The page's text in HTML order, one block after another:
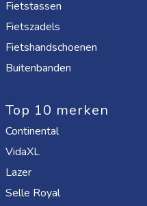
Fietstassen
Fietszadels
Fietshandschoenen
Buitenbanden
Top 10 merken
Continental
VidaXL
Lazer
Selle Royal